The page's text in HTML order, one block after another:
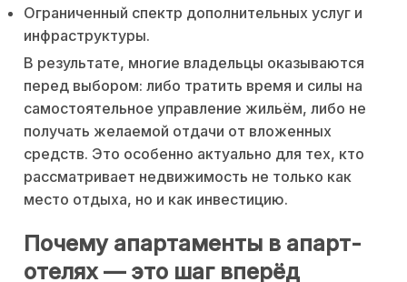
Ограниченный спектр дополнительных услуг и
инфраструктуры.
В результате, многие владельцы оказываются
перед выбором: либо тратить время и силы на
самостоятельное управление жильём, либо не
получать желаемой отдачи от вложенных
средств. Это особенно актуально для тех, кто
рассматривает недвижимость не только как
место отдыха, но и как инвестицию.
Почему апартаменты в апарт-
отелях — это шаг вперёд